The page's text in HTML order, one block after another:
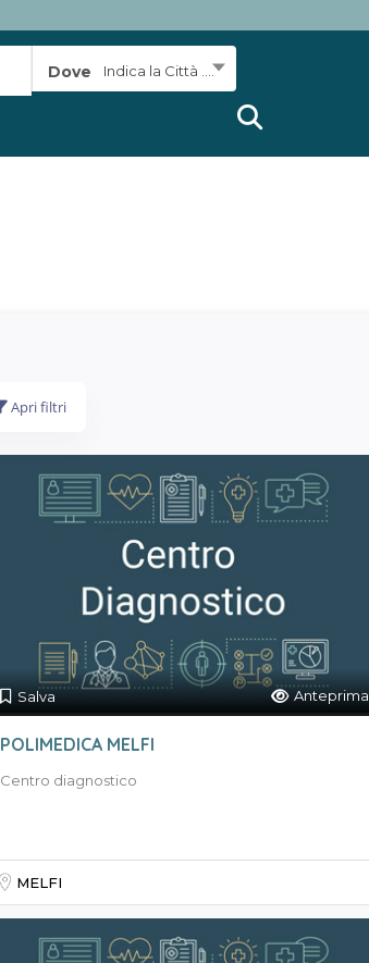
Dove Indica la Città ....
Apri filtri
Salva Anteprima
POLIMEDICA MELFI
Centro diagnostico
MELFI